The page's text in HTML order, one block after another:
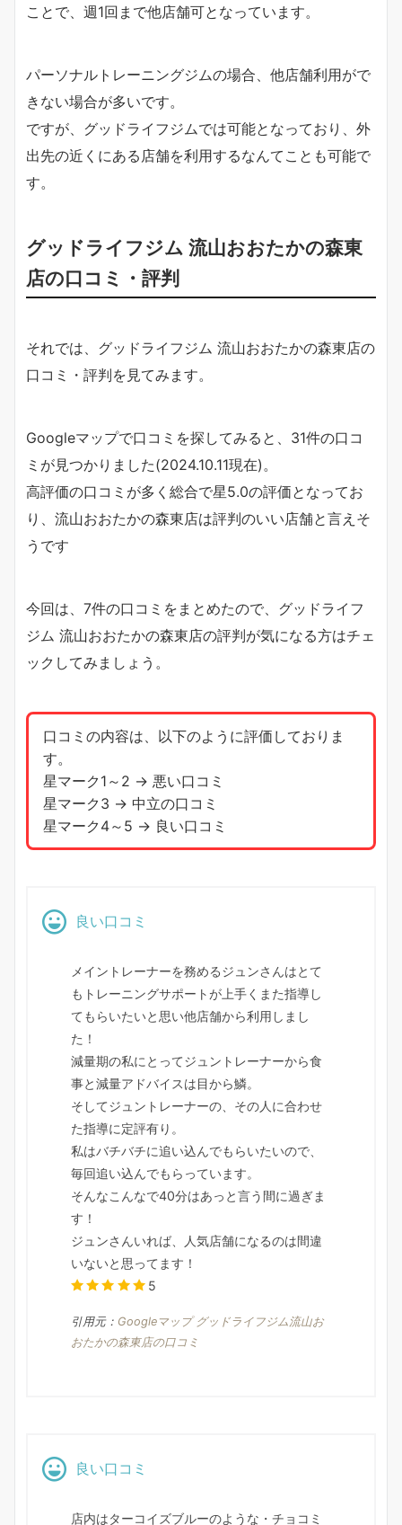
ことで、週1回まで他店舗可となっています。
パーソナルトレーニングジムの場合、他店舗利用がで
きない場合が多いです。
ですが、グッドライフジムでは可能となっており、外
出先の近くにある店舗を利用するなんてことも可能で
す。
グッドライフジム 流山おおたかの森東
店の口コミ・評判
それでは、グッドライフジム 流山おおたかの森東店の
口コミ・評判を見てみます。
Googleマップで口コミを探してみると、31件の口コ
ミが見つかりました(2024.10.11現在)。
高評価の口コミが多く総合で星5.0の評価となってお
り、流山おおたかの森東店は評判のいい店舗と言えそ
うです
今回は、7件の口コミをまとめたので、グッドライフ
ジム 流山おおたかの森東店の評判が気になる方はチェ
ックしてみましょう。
口コミの内容は、以下のように評価しておりま
す。
星マーク1～2 → 悪い口コミ
星マーク3 → 中立の口コミ
星マーク4～5 → 良い口コミ
良い口コミ
メイントレーナーを務めるジュンさんはとて
もトレーニングサポートが上手くまた指導し
てもらいたいと思い他店舗から利用しまし
た！
減量期の私にとってジュントレーナーから食
事と減量アドバイスは目から鱗。
そしてジュントレーナーの、その人に合わせ
た指導に定評有り。
私はバチバチに追い込んでもらいたいので、
毎回追い込んでもらっています。
そんなこんなで40分はあっと言う間に過ぎま
す！
ジュンさんいれば、人気店舗になるのは間違
いないと思ってます！
5
引用元： Googleマップ グッドライフジム流山お
おたかの森東店の口コミ
良い口コミ
店内はターコイズブルーのような・チョコミ